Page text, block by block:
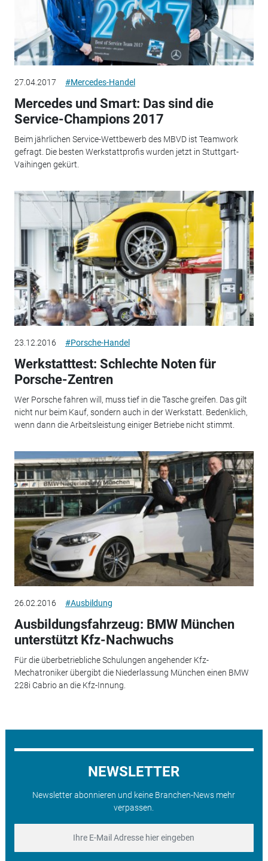
27.04.2017 #Mercedes-Handel
Mercedes und Smart: Das sind die
Service-Champions 2017
Beim jährlichen Service-Wettbewerb des MBVD ist Teamwork
gefragt. Die besten Werkstattprofis wurden jetzt in Stuttgart-
Vaihingen gekürt.
23.12.2016 #Porsche-Handel
Werkstatttest: Schlechte Noten für
Porsche-Zentren
Wer Porsche fahren will, muss tief in die Tasche greifen. Das gilt
nicht nur beim Kauf, sondern auch in der Werkstatt. Bedenklich,
wenn dann die Arbeitsleistung einiger Betriebe nicht stimmt.
26.02.2016 #Ausbildung
Ausbildungsfahrzeug: BMW München
unterstützt Kfz-Nachwuchs
Für die überbetriebliche Schulungen angehender Kfz-
Mechatroniker übergibt die Niederlassung München einen BMW
228i Cabrio an die Kfz-Innung.
NEWSLETTER
Newsletter abonnieren und keine Branchen-News mehr
verpassen.